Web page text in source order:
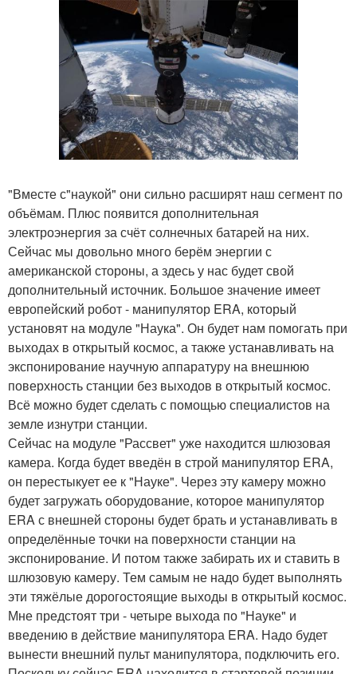
"Вместе с"наукой" они сильно расширят наш сегмент по
объёмам. Плюс появится дополнительная
электроэнергия за счёт солнечных батарей на них.
Сейчас мы довольно много берём энергии с
американской стороны, а здесь у нас будет свой
дополнительный источник. Большое значение имеет
европейский робот - манипулятор ERA, который
установят на модуле "Наука". Он будет нам помогать при
выходах в открытый космос, а также устанавливать на
экспонирование научную аппаратуру на внешнюю
поверхность станции без выходов в открытый космос.
Всё можно будет сделать с помощью специалистов на
земле изнутри станции.
Сейчас на модуле "Рассвет" уже находится шлюзовая
камера. Когда будет введён в строй манипулятор ERA,
он перестыкует ее к "Науке". Через эту камеру можно
будет загружать оборудование, которое манипулятор
ERA с внешней стороны будет брать и устанавливать в
определённые точки на поверхности станции на
экспонирование. И потом также забирать их и ставить в
шлюзовую камеру. Тем самым не надо будет выполнять
эти тяжёлые дорогостоящие выходы в открытый космос.
Мне предстоят три - четыре выхода по "Науке" и
введению в действие манипулятора ERA. Надо будет
вынести внешний пульт манипулятора, подключить его.